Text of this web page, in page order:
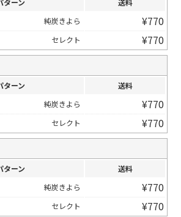
ターン
送料
純炭きよら
¥770
セレクト ¥770
ターン
送料
純炭きよら
¥770
セレクト ¥770
ターン
送料
純炭きよら
¥770
セレクト ¥770